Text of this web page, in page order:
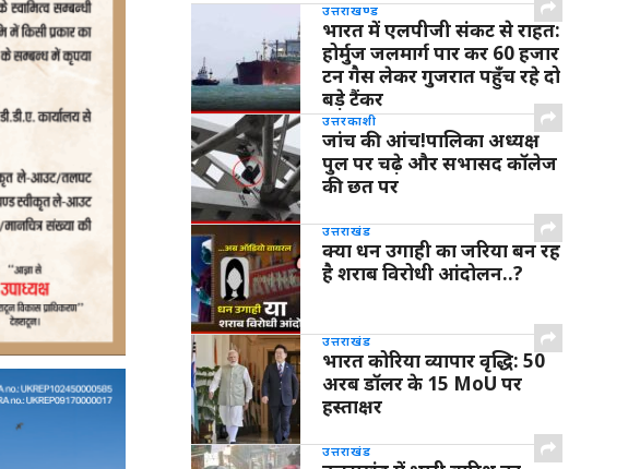
उत्तराखण्ड
भारत में एलपीजी संकट से राहत:
होर्मुज जलमार्ग पार कर 60 हजार
टन गैस लेकर गुजरात पहुँच रहे दो
बड़े टैंकर
उत्तरकाशी
जांच की आंच!पालिका अध्यक्ष
पुल पर चढ़े और सभासद कॉलेज
की छत पर
उत्तराखंड
क्या धन उगाही का जरिया बन रह
है शराब विरोधी आंदोलन..?
उत्तराखंड
भारत कोरिया व्यापार वृद्धि: 50
अरब डॉलर के 15 MoU पर
हस्ताक्षर
उत्तराखंड